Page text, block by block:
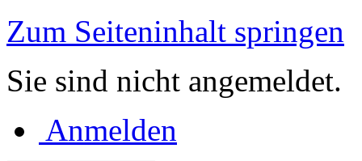
Zum Seiteninhalt springen
Sie sind nicht angemeldet.
Anmelden